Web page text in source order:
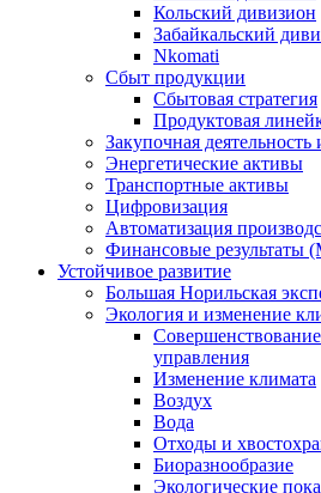
Кольский дивизион
Забайкальский
Nkomati
Сбыт продукции
Сбытовая стратегия
Продуктовая
Закупочная
Энергетические активы
Транспортные активы
Цифровизация
Автоматизация
Финансовые результаты
Устойчивое развитие
Большая Норильская
Экология и изменение
управления
Изменение климата
Воздух
Вода
Отходы и
Биоразнообразие
Экологические